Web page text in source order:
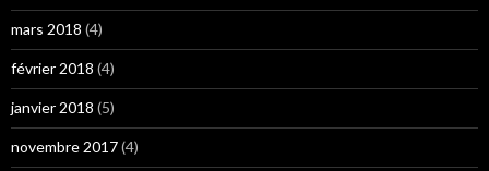
mars 2018 (4)
février 2018 (4)
janvier 2018 (5)
novembre 2017(4)